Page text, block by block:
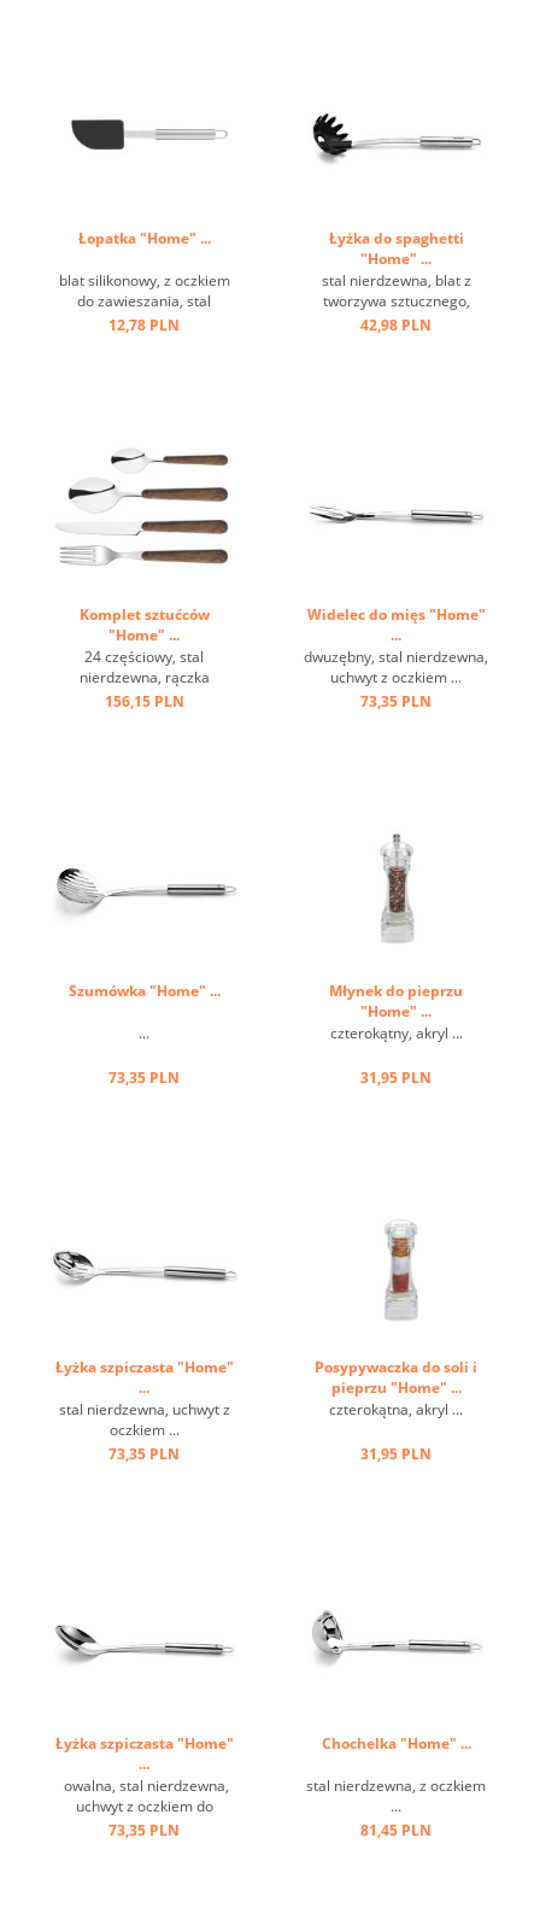
Łopatka "Home" ...
blat silikonowy, z oczkiem
do zawieszania, stal
nierdzewna ...
12,78 PLN
Łyżka do spaghetti
"Home" ...
stal nierdzewna, blat z
tworzywa sztucznego,
odporna na temperaturę do
42,98 PLN
Komplet sztućców
"Home" ...
24 częściowy, stal
nierdzewna, rączka
brązowa, imitacja drewna,
156,15 PLN
Widelec do mięs "Home"
...
dwuzębny, stal nierdzewna,
uchwyt z oczkiem ...
73,35 PLN
Szumówka "Home" ...
...
73,35 PLN
Młynek do pieprzu
"Home" ...
czterokątny, akryl ...
31,95 PLN
Łyżka szpiczasta "Home"
...
stal nierdzewna, uchwyt z
oczkiem ...
73,35 PLN
Posypywaczka do soli i
pieprzu "Home" ...
czterokątna, akryl ...
31,95 PLN
Łyżka szpiczasta "Home"
...
owalna, stal nierdzewna,
uchwyt z oczkiem do
zawieszenia ...
73,35 PLN
Chochelka "Home" ...
stal nierdzewna, z oczkiem
...
81,45 PLN